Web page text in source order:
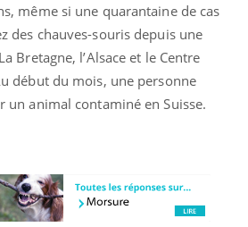
même si une quarantaine de cas
des chauves-souris depuis une
Bretagne, l’Alsace et le Centre
début du mois, une personne
un animal contaminé en Suisse.